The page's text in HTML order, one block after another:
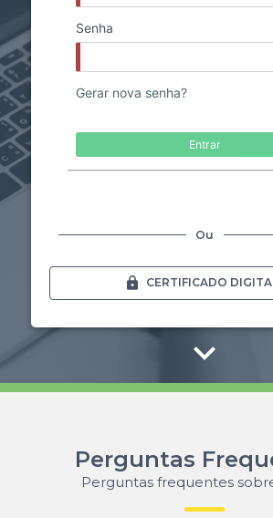
Ou
CERTIFICADO
Perguntas
Perguntas frequentes